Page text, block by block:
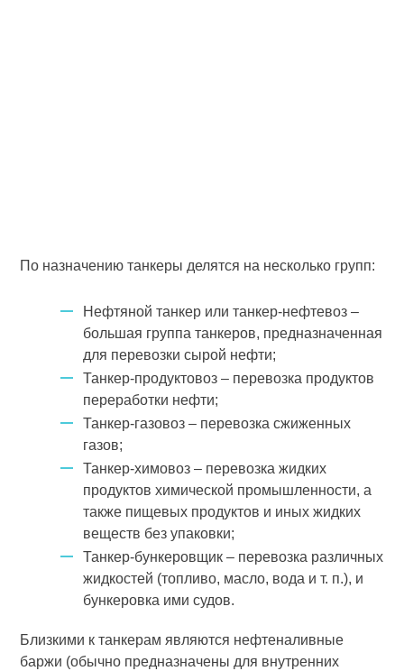
По назначению танкеры делятся на несколько групп:
Нефтяной танкер или танкер-нефтевоз –
большая группа танкеров, предназначенная
для перевозки сырой нефти;
Танкер-продуктовоз – перевозка продуктов
переработки нефти;
Танкер-газовоз – перевозка сжиженных
газов;
Танкер-химовоз – перевозка жидких
продуктов химической промышленности, а
также пищевых продуктов и иных жидких
веществ без упаковки;
Танкер-бункеровщик – перевозка различных
жидкостей (топливо, масло, вода и т. п.), и
бункеровка ими судов.
Близкими к танкерам являются нефтеналивные
баржи (обычно предназначены для внутренних